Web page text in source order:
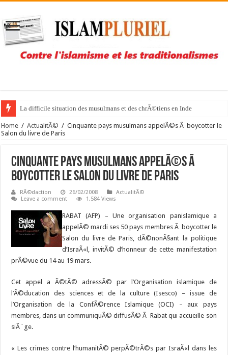
La difficile situation des musulmans et des chrÃ©tiens en Inde
Home / ActualitÃ© / Cinquante pays musulmans appelÃ©s Ã boycotter le
Salon du livre de Paris
Cinquante pays musulmans appelÃ©s Ã
boycotter le Salon du livre de Paris
RÃ©daction 26/02/2008
ActualitÃ©
Leave a comment
1,584 Views
RABAT (AFP) – Une organisation panislamique a
appelÃ© mardi ses 50 pays membres Ã boycotter le
Salon du livre de Paris, dÃ©nonÃ§ant la politique
d’IsraÃ«l, invitÃ© d’honneur de cette manifestation
prÃ©vue du 14 au 19 mars.
Cet appel a Ã©tÃ© adressÃ© par l’Organisation islamique de
l’Ã©ducation des sciences et de la culture (Isesco) – issue de
l’Organisation de la ConfÃ©rence Islamique (OCI) – aux pays
membres, dans un communiquÃ© diffusÃ© Ã Rabat qui accueille son
siÃ¨ge.
« Les crimes contre l’humanitÃ© perpÃ©trÃ©s par IsraÃ«l dans les